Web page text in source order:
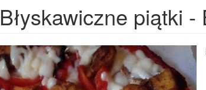
Błyskawiczne piątki